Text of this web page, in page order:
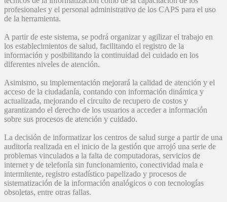
profesionales y el personal administrativo de los CAPS para el uso
de la herramienta.
A partir de este sistema, se podrá organizar y agilizar el trabajo en
los establecimientos de salud, facilitando el registro de la
información y posibilitando la continuidad del cuidado en los
diferentes niveles de atención.
Asimismo, su implementación mejorará la calidad de atención y el
acceso de la ciudadanía, contando con información dinámica y
actualizada, mejorando el circuito de recupero de costos y
garantizando el derecho de los usuarios a acceder a información
sobre sus procesos de atención y cuidado.
La decisión de informatizar los centros de salud surge a partir de una
auditoría realizada en el inicio de la gestión que arrojó una serie de
problemas vinculados a la falta de computadoras, servicios de
internet y de telefonía sin funcionamiento, conectividad mala e
intermitente, registro estadístico papelizado y procesos de
sistematización de la información analógicos o con tecnologías
obsoletas, entre otras fallas.